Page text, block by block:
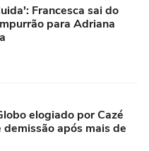
Francesca sai do
para Adriana
elogiado por Cazé
demissão após mais de